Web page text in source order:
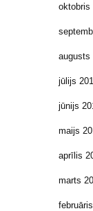
oktobris
augusts
jūlijs
jūnijs
maijs
aprīlis
marts